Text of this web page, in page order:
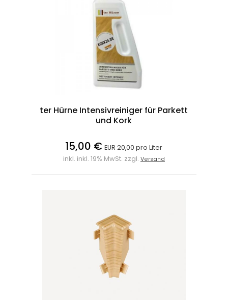
ter Hürne Intensivreiniger für Parkett
und Kork
15,00 € EUR 20,00 pro Liter
inkl. inkl. 19% MwSt. zzgl. Versand